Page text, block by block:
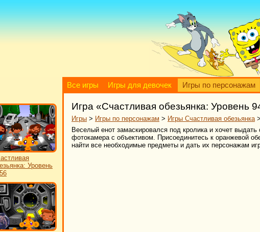
Все игры Игры для девочек Игры по персонажам
Уровень
Игра «Счастливая обезьянка: Уровень
Игры > Игры по персонажам > Игры Счастливая обезьянка>
Веселый енот замаскировался под кролика и хочет
фотокамера с объективом. Присоединитесь к оранжевой
найти все необходимые предметы и дать их персонажам